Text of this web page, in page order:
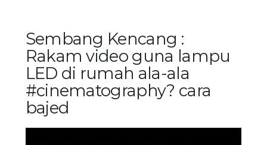
Sembang Kencang :
Rakam video guna lampu
LED di rumah ala-ala
#cinematography? cara
bajed